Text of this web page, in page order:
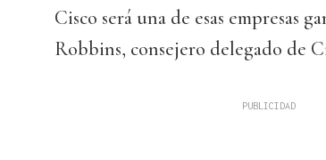
Cisco será una de esas empresas
Robbins, consejero delegado de